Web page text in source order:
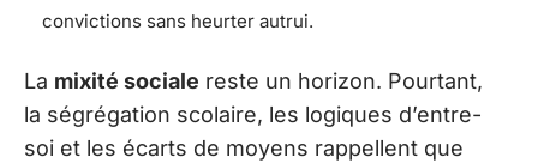
convictions sans heurter autrui.
La mixité sociale reste un horizon. Pourtant,
la ségrégation scolaire, les logiques d’entre-
soi et les écarts de moyens rappellent que